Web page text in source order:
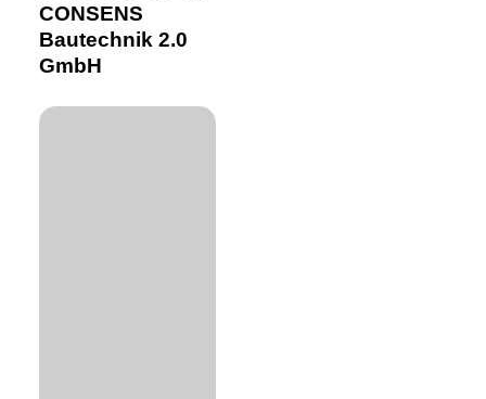
Bautechnik
2.0
GmbH
CONSENS
Bautechnik 2.0
GmbH